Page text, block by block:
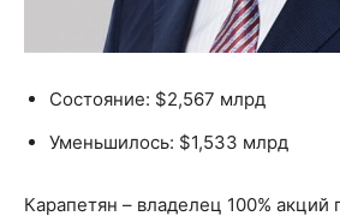
Состояние: $2,567 млрд
Уменьшилось: $1,533 млрд
Карапетян – владелец 100% акций